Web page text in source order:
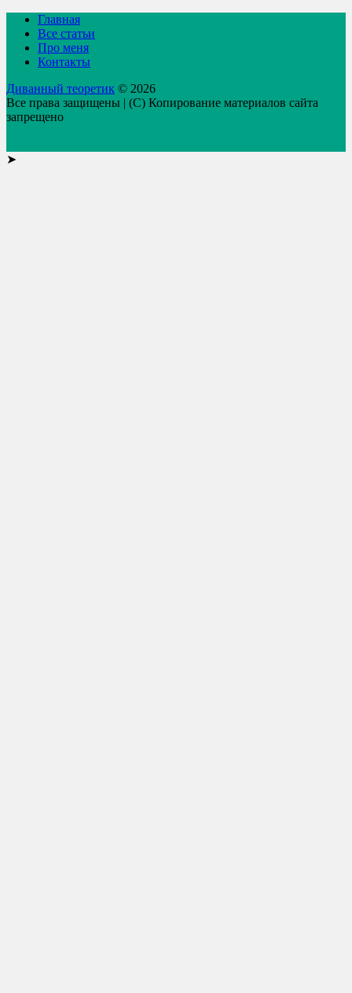
Главная
Все статьи
Про меня
Контакты
Диванный теоретик © 2026
Все права защищены | (C) Копирование материалов сайта
запрещено
➤